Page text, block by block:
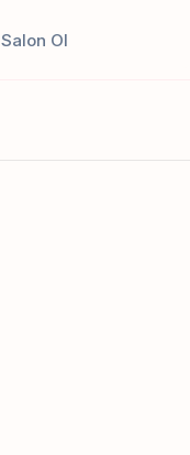
Salon Ol